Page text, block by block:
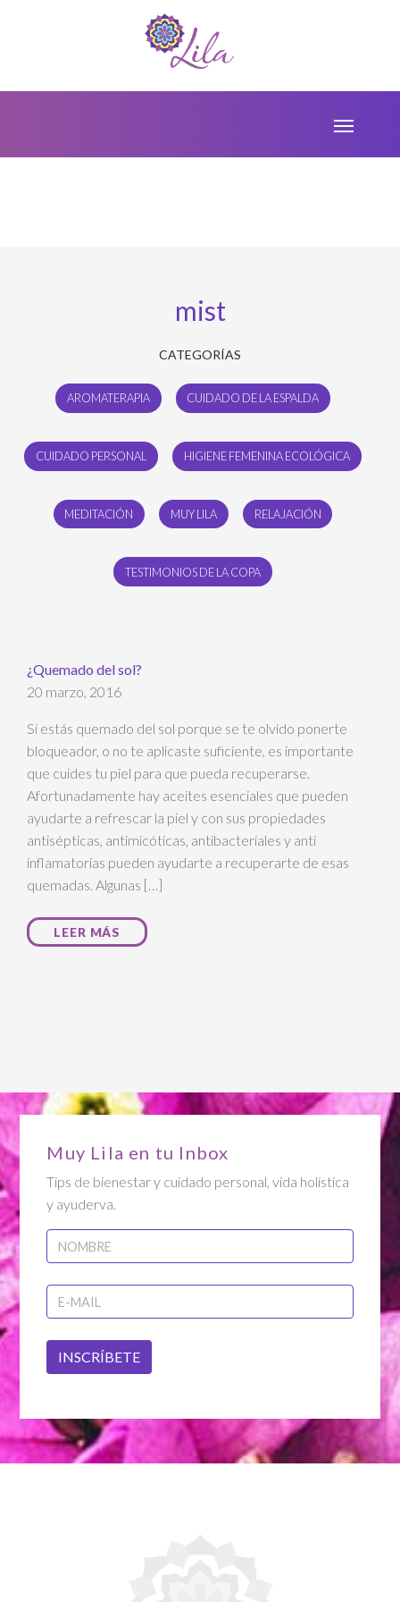
mist
CATEGORÍAS
AROMATERAPIA CUIDADO DE LA ESPALDA
CUIDADO PERSONAL HIGIENE FEMENINA ECOLÓGICA
MEDITACIÓN MUY LILA RELAJACIÓN
TESTIMONIOS DE LA COPA
¿Quemado del sol?
20 marzo, 2016
Si estás quemado del sol porque se te olvido ponerte
bloqueador, o no te aplicaste suficiente, es importante
que cuides tu piel para que pueda recuperarse.
Afortunadamente hay aceites esenciales que pueden
ayudarte a refrescar la piel y con sus propiedades
antisépticas, antimicóticas, antibacteriales y anti
inflamatorias pueden ayudarte a recuperarte de esas
quemadas. Algunas […]
LEER MÁS
Muy Lila en tu Inbox
Tips de bienestar y cuidado personal, vida holística
y ayuderva.
INSCRÍBETE